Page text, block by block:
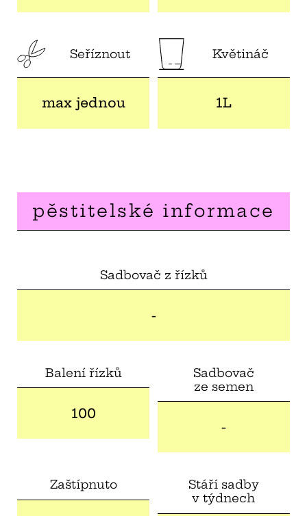
Seříznout
max jednou
Květináč
1L
pěstitelské informace
Sadbovač z řízků
-
Balení řízků
100
Sadbovač
ze semen
-
Zaštípnuto
Stáří sadby
v týdnech